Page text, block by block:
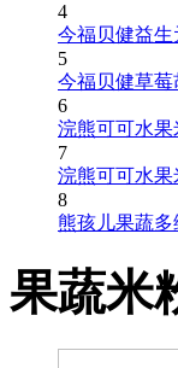
4
今福贝健益生
5
今福贝健草
6
浣熊可可水
7
浣熊可可水
8
熊孩儿果蔬多
果蔬米